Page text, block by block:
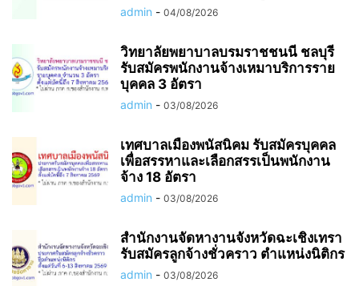
admin - 04/08/2026
วิทยาลัยพยาบาลบรมราชชนนี ชลบุรี
รับสมัครพนักงานจ้างเหมาบริการราย
บุคคล 3 อัตรา
admin - 03/08/2026
เทศบาลเมืองพนัสนิคม รับสมัครบุคคล
เพื่อสรรหาและเลือกสรรเป็นพนักงาน
จ้าง 18 อัตรา
admin - 03/08/2026
สำนักงานจัดหางานจังหวัดฉะเชิงเทรา
รับสมัครลูกจ้างชั่วคราว ตำแหน่งนิติกร
admin - 03/08/2026